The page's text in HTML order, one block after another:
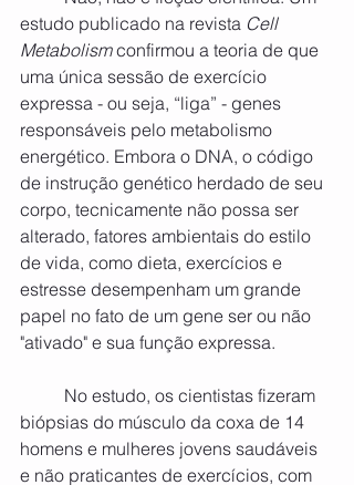
estudo publicado na revista Cell
Metabolism confirmou a teoria de que
uma única sessão de exercício
expressa - ou seja, “liga” - genes
responsáveis ​​pelo metabolismo
energético. Embora o DNA, o código
de instrução genético herdado de seu
corpo, tecnicamente não possa ser
alterado, fatores ambientais do estilo
de vida, como dieta, exercícios e
estresse desempenham um grande
papel no fato de um gene ser ou não
"ativado" e sua função expressa.
biópsias do músculo da coxa de 14
homens e mulheres jovens saudáveis ​​
e não praticantes de exercícios, com